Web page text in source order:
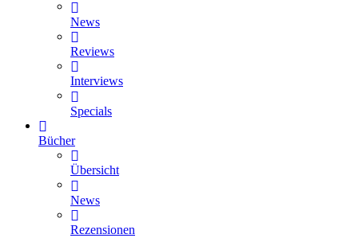
News
Reviews
Interviews
Specials
Bücher
Übersicht
News
Rezensionen